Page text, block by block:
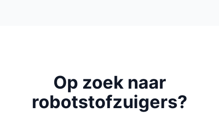
Op zoek naar
robotstofzuigers?